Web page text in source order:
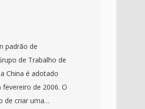
padrão de
de Trabalho de
China é adotado
de 2006. O
de criar uma